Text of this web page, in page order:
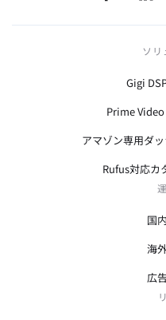
ソリ
Gigi
Prime
アマゾン専用ダ
Rufus対応カ
国
海
広